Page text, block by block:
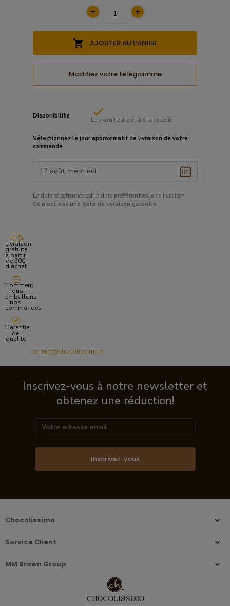
AJOUTER AU PANIER
Modifiez votre télégramme
Disponibilité
Le produit est prêt à être expédié
Sélectionnez le jour approximatif de livraison de votre
commande
La date sélectionnée est la date préférentielle de livraison.
Ce n'est pas une date de livraison garantie.
Livraison
gratuite
à partir
de 50€
d’achat
Comment
nous
emballons
nos
commandes
Garantie
de
qualité
contact@chocolissimo.fr
Inscrivez-vous à notre newsletter et
obtenez une réduction!
Inscrivez-vous
Chocolissimo
Service Client
MM Brown Group